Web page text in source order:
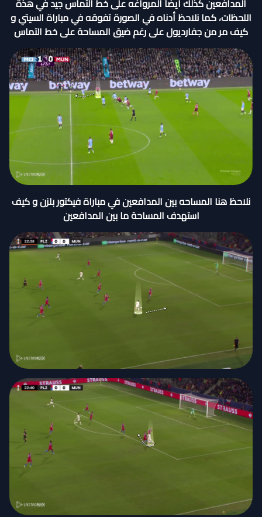
المدافعين كذلك أيضاً المرواغه على خط التماس جيد في هذة
اللحظات، كما نلاحظ أدناه في الصورة تفوقه في مباراة السيتي و
كيف مر من جفارديول على رغم ضيق المساحة على خط التماس
نلاحظ هنا المساحه بين المدافعين في مباراة فيكتور بلزن و كيف
استهدف المساحة ما بين المدافعين